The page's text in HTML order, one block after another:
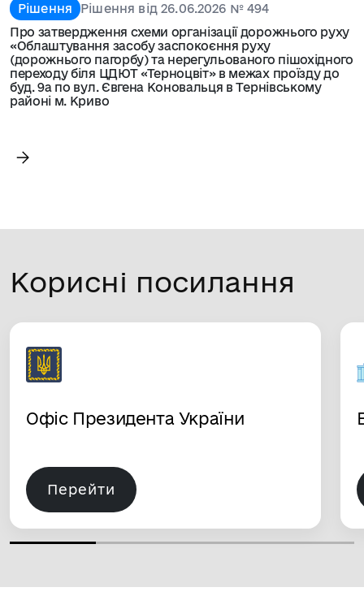
Рішення
Рішення від 26.06.2026 № 494
Про затвердження схеми організації дорожнього руху
«Облаштування засобу заспокоєння руху
(дорожнього пагорбу) та нерегульованого пішохідного
переходу біля ЦДЮТ «Терноцвіт» в межах проїзду до
буд. 9а по вул. Євгена Коновальця в Тернівському
районі м. Криво
Корисні посилання
Офіс Президента України
Перейти